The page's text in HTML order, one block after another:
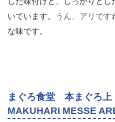
いています。
うん、アリです
な味です。
まぐろ食堂 本まぐろ
MAKUHARI MESSE